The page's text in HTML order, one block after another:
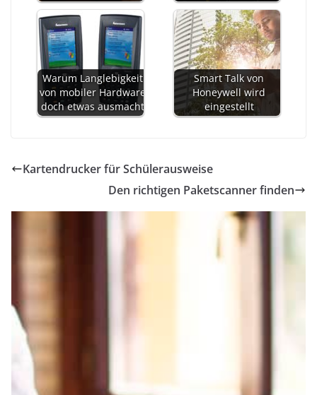
Warum Langlebigkeit
von mobiler Hardware
doch etwas ausmacht
Smart Talk von
Honeywell wird
eingestellt
Kartendrucker für Schülerausweise
Den richtigen Paketscanner finden